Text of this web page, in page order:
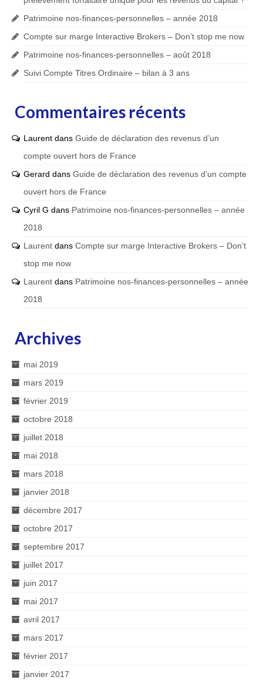
Patrimoine nos-finances-personnelles – année 2018
Compte sur marge Interactive Brokers – Don’t stop me now
Patrimoine nos-finances-personnelles – août 2018
Suivi Compte Titres Ordinaire – bilan à 3 ans
Commentaires récents
Laurent dans Guide de déclaration des revenus d’un
compte ouvert hors de France
Gerard dans Guide de déclaration des revenus d’un compte
ouvert hors de France
Cyril G dans Patrimoine nos-finances-personnelles – année
2018
Laurent dans Compte sur marge Interactive Brokers – Don’t
stop me now
Laurent dans Patrimoine nos-finances-personnelles – année
2018
Archives
mai 2019
mars 2019
février 2019
octobre 2018
juillet 2018
mai 2018
mars 2018
janvier 2018
décembre 2017
octobre 2017
septembre 2017
juillet 2017
juin 2017
mai 2017
avril 2017
mars 2017
février 2017
janvier 2017